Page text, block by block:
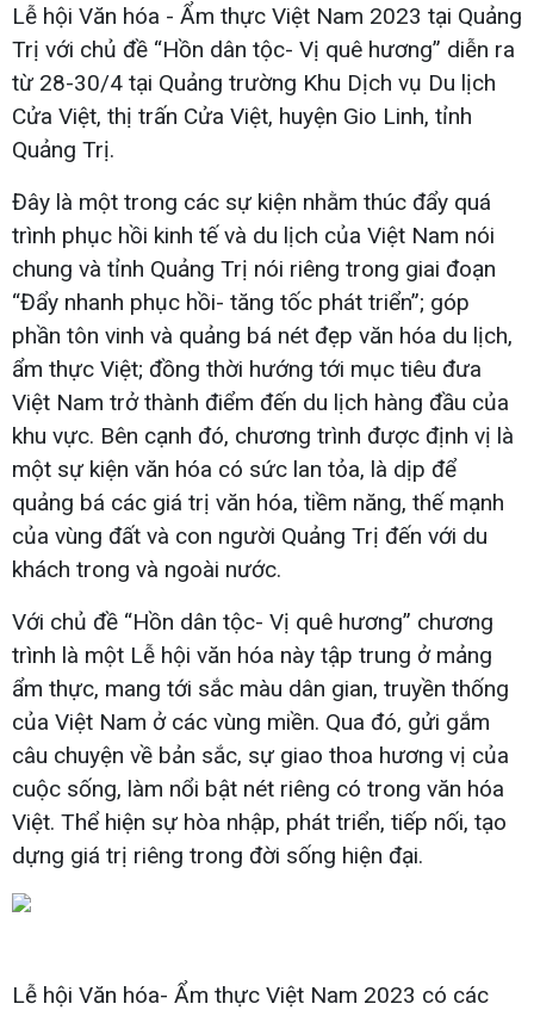
Lễ hội Văn hóa - Ẩm thực Việt Nam 2023 tại Quảng
Trị với chủ đề “Hồn dân tộc- Vị quê hương” diễn ra
từ 28-30/4 tại Quảng trường Khu Dịch vụ Du lịch
Cửa Việt, thị trấn Cửa Việt, huyện Gio Linh, tỉnh
Quảng Trị.
Đây là một trong các sự kiện nhằm thúc đẩy quá
trình phục hồi kinh tế và du lịch của Việt Nam nói
chung và tỉnh Quảng Trị nói riêng trong giai đoạn
“Đẩy nhanh phục hồi- tăng tốc phát triển”; góp
phần tôn vinh và quảng bá nét đẹp văn hóa du lịch,
ẩm thực Việt; đồng thời hướng tới mục tiêu đưa
Việt Nam trở thành điểm đến du lịch hàng đầu của
khu vực. Bên cạnh đó, chương trình được định vị là
một sự kiện văn hóa có sức lan tỏa, là dịp để
quảng bá các giá trị văn hóa, tiềm năng, thế mạnh
của vùng đất và con người Quảng Trị đến với du
khách trong và ngoài nước.
Với chủ đề “Hồn dân tộc- Vị quê hương” chương
trình là một Lễ hội văn hóa này tập trung ở mảng
ẩm thực, mang tới sắc màu dân gian, truyền thống
của Việt Nam ở các vùng miền. Qua đó, gửi gắm
câu chuyện về bản sắc, sự giao thoa hương vị của
cuộc sống, làm nổi bật nét riêng có trong văn hóa
Việt. Thể hiện sự hòa nhập, phát triển, tiếp nối, tạo
dựng giá trị riêng trong đời sống hiện đại.
Lễ hội Văn hóa- Ẩm thực Việt Nam 2023 có các